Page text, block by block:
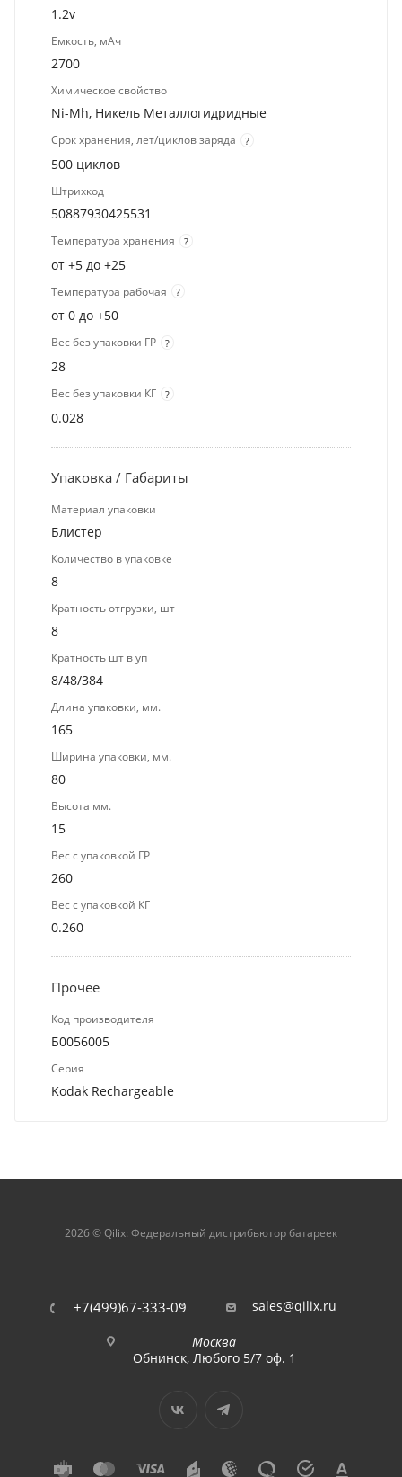
1.2v
Емкость, мАч
2700
Химическое свойство
Ni-Mh, Никель Металлогидридные
Срок хранения, лет/циклов заряда ?
500 циклов
Штрихкод
50887930425531
Температура хранения ?
от +5 до +25
Температура рабочая ?
от 0 до +50
Вес без упаковки ГР ?
28
Вес без упаковки КГ ?
0.028
Упаковка / Габариты
Материал упаковки
Блистер
Количество в упаковке
8
Кратность отгрузки, шт
8
Кратность шт в уп
8/48/384
Длина упаковки, мм.
165
Ширина упаковки, мм.
80
Высота мм.
15
Вес с упаковкой ГР
260
Вес с упаковкой КГ
0.260
Прочее
Код производителя
Б0056005
Серия
Kodak Rechargeable
2026 © Qilix: Федеральный дистрибьютор батареек
+7(499)67-333-09 sales@qilix.ru
Москва
Обнинск, Любого 5/7 оф. 1